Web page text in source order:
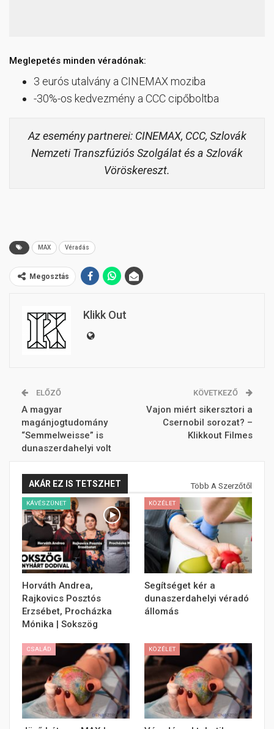
Meglepetés minden véradónak:
3 eurós utalvány a CINEMAX moziba
-30%-os kedvezmény a CCC cipőboltba
Az esemény partnerei: CINEMAX, CCC, Szlovák
Nemzeti Transzfúziós Szolgálat és a Szlovák
Vöröskereszt.
MAX Véradás
Megosztás
Klikk Out
ELŐZŐ
A magyar
magánjogtudomány
“Semmelweisse” is
dunaszerdahelyi volt
KÖVETKEZŐ
Vajon miért sikersztori a
Csernobil sorozat? –
Klikkout Filmes
AKÁR EZ IS TETSZHET Több A Szerzőtől
KÁVÉSZÜNET
Horváth Andrea,
Rajkovics Posztós
Erzsébet, Procházka
Mónika | Sokszög
KÖZÉLET
Segítséget kér a
dunaszerdahelyi véradó
állomás
CSALÁD KÖZÉLET